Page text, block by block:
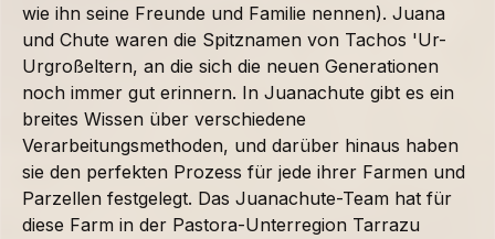
wie ihn seine Freunde und Familie nennen). Juana
und Chute waren die Spitznamen von Tachos 'Ur-
Urgroßeltern, an die sich die neuen Generationen
noch immer gut erinnern. In Juanachute gibt es ein
breites Wissen über verschiedene
Verarbeitungsmethoden, und darüber hinaus haben
sie den perfekten Prozess für jede ihrer Farmen und
Parzellen festgelegt. Das Juanachute-Team hat für
diese Farm in der Pastora-Unterregion Tarrazu